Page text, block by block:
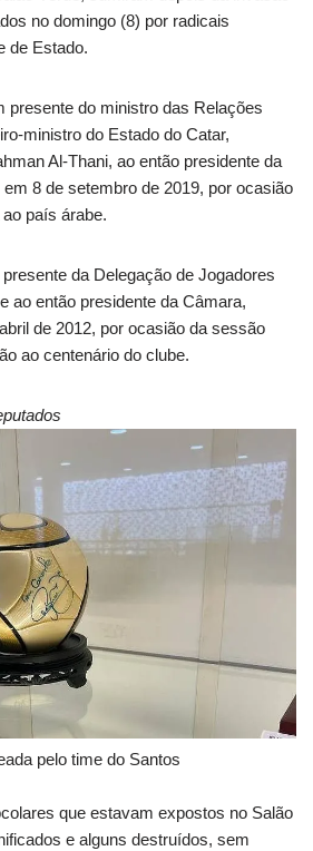
no domingo (8) por radicais
de Estado.
presente do ministro das Relações
ministro do Estado do Catar,
Al-Thani, ao então presidente da
8 de setembro de 2019, por ocasião
país árabe.
da Delegação de Jogadores
ao então presidente da Câmara,
de 2012, por ocasião da sessão
ao centenário do clube.
pelo time do Santos
que estavam expostos no Salão
e alguns destruídos, sem